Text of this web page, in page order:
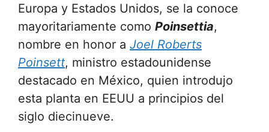
Europa y Estados Unidos, se la conoce
mayoritariamente como Poinsettia,
nombre en honor a Joel Roberts
Poinsett, ministro estadounidense
destacado en México, quien introdujo
esta planta en EEUU a principios del
siglo diecinueve.